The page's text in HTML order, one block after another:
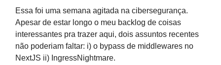
Essa foi uma semana agitada na cibersegurança.
Apesar de estar longo o meu backlog de coisas
interessantes pra trazer aqui, dois assuntos recentes
não poderiam faltar: i) o bypass de middlewares no
NextJS ii) IngressNightmare.